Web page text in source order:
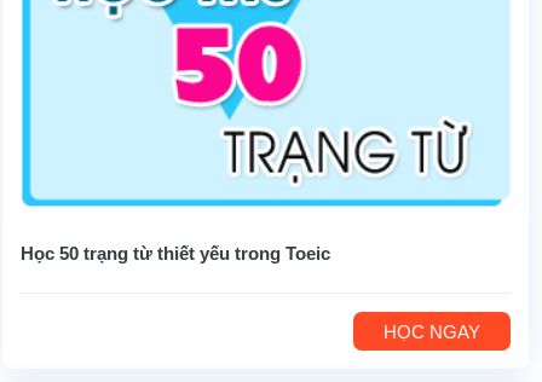
Học 50 trạng từ thiết yếu trong Toeic
HỌC NGAY